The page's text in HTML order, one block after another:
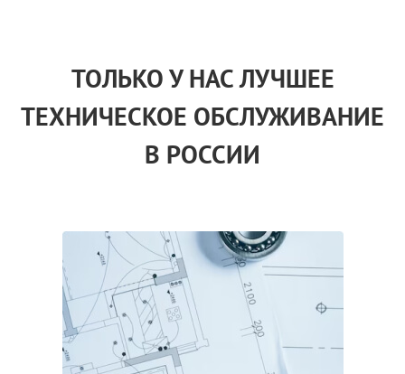
ТОЛЬКОУ НАСЛУЧШЕЕ
ТЕХНИЧЕСКОЕ ОБСЛУЖИВАНИЕ
В РОССИИ